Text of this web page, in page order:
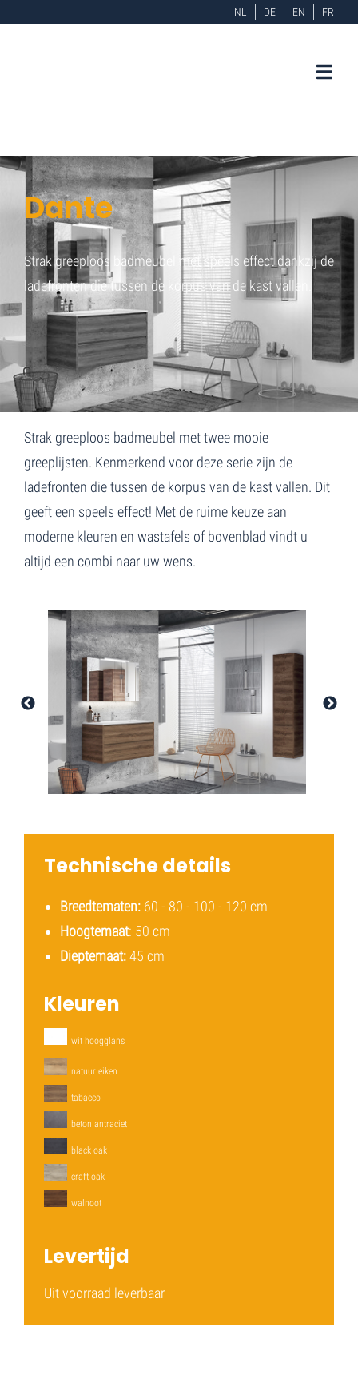
NL DE EN FR
Dante
Strak greeploos badmeubel met speels effect dankzij de
ladefronten die tussen de korpus van de kast vallen.
Home Dante
Strak greeploos badmeubel met twee mooie
greeplijsten. Kenmerkend voor deze serie zijn de
ladefronten die tussen de korpus van de kast vallen. Dit
geeft een speels effect! Met de ruime keuze aan
moderne kleuren en wastafels of bovenblad vindt u
altijd een combi naar uw wens.
Technische details
Breedtematen: 60 - 80 - 100 - 120 cm
Hoogtemaat: 50 cm
Dieptemaat:45 cm
Kleuren
wit hoogglans
natuur eiken
tabacco
beton antraciet
black oak
craft oak
walnoot
Levertijd
Uit voorraad leverbaar